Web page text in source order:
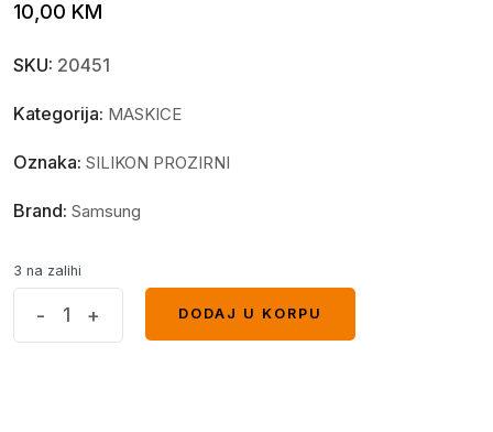
10,00 KM
SKU: 20451
Kategorija: MASKICE
Oznaka: SILIKON PROZIRNI
Brand: Samsung
3 na zalihi
- +
DODAJ U KORPU